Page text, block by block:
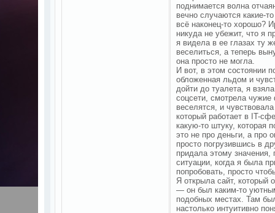
поднимается волна
вечно случаются какие-
всё наконец-то хорошо?
никуда не убежит, что я
я видела в ее глазах ту
веселиться, а теперь
она просто не могла.
И вот, в этом состоянии
обложенная льдом и
дойти до туалета, я
соцсети, смотрела
веселятся, и
который работает в IT-
какую-то штуку, которая
это не про деньги, а про
просто погрузившись в
придала этому
ситуации, когда я была
попробовать, просто
Я открыла сайт, который
— он был каким-то
подобных местах. Там
настолько интуитивно